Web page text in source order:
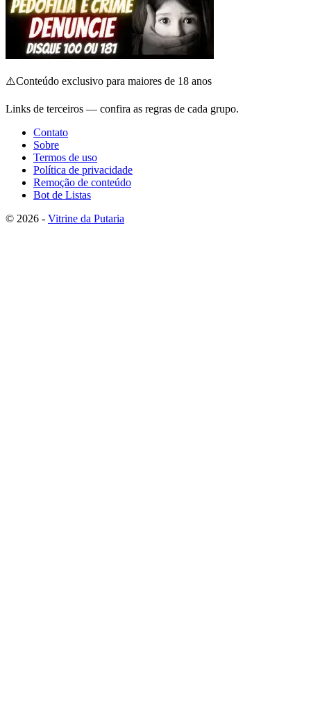
⚠️Conteúdo exclusivo para maiores de 18 anos
Links de terceiros — confira as regras de cada grupo.
Contato
Sobre
Termos de uso
Política de privacidade
Remoção de conteúdo
Bot de Listas
© 2026 - Vitrine da Putaria